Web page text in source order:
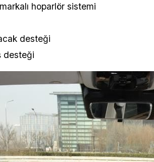
hoparlör sistemi
desteği
desteği